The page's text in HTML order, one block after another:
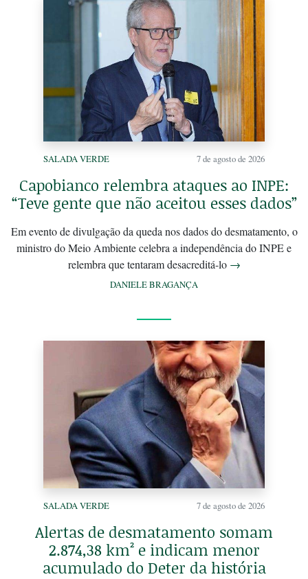
SALADA VERDE 7 de agosto de 2026
Capobianco relembra ataques ao INPE:
“Teve gente que não aceitou esses dados”
Em evento de divulgação da queda nos dados do desmatamento, o
ministro do Meio Ambiente celebra a independência do INPE e
relembra que tentaram desacreditá-lo →
DANIELE BRAGANÇA
SALADA VERDE 7 de agosto de 2026
Alertas de desmatamento somam
2.874,38 km² e indicam menor
acumulado do Deter da história